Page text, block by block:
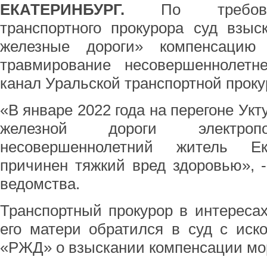
ЕКАТЕРИНБУРГ. По
транспортного прокурора суд
железные дороги»
травмирование
канал Уральской транспортной
«В январе 2022 года на перегоне
железной дороги
несовершеннолетний житель
причинен тяжкий вред здоровью»,
ведомства.
Транспортный прокурор в
его матери обратился в суд с
«РЖД» о взыскании компенсации